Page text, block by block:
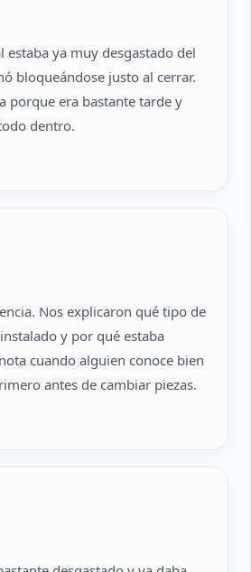
estaba ya muy desgastado del
bloqueándose justo al cerrar.
porque era bastante tarde y
dentro.
Nos explicaron qué tipo de
y por qué estaba
cuando alguien conoce bien
antes de cambiar piezas.